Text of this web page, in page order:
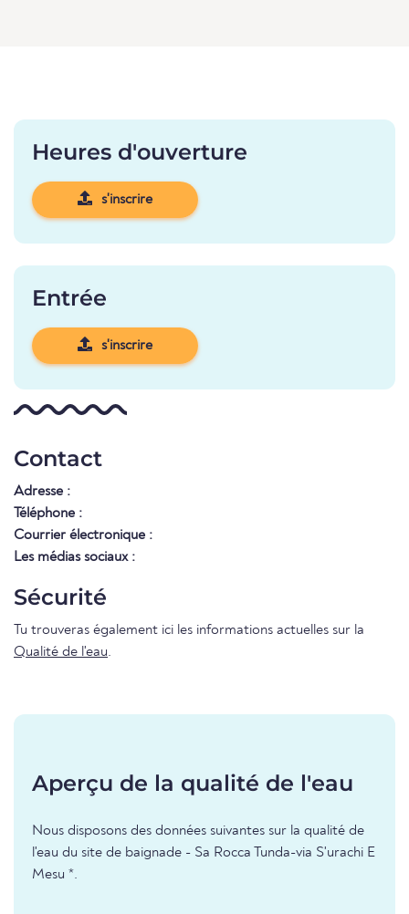
Heures d'ouverture
s'inscrire
Entrée
s'inscrire
Contact
Adresse :
Téléphone :
Courrier électronique :
Les médias sociaux :
Sécurité
Tu trouveras également ici les informations actuelles sur la
Qualité de l'eau.
Aperçu de la qualité de l'eau
Nous disposons des données suivantes sur la qualité de
l'eau du site de baignade - Sa Rocca Tunda-via S'urachi E
Mesu *.